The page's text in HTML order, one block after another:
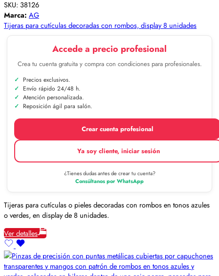
SKU: 38126
Marca: AG
Tijeras para cutículas decoradas con rombos, display 8 unidades
Accede a precio profesional
Crea tu cuenta gratuita y compra con condiciones para profesionales.
Precios exclusivos.
Envío rápido 24/48 h.
Atención personalizada.
Reposición ágil para salón.
Crear cuenta profesional
Ya soy cliente, iniciar sesión
¿Tienes dudas antes de crear tu cuenta?
Consúltanos por WhatsApp
Tijeras para cutículas o pieles decoradas con rombos en tonos azules
o verdes, en display de 8 unidades.
Ver detalles